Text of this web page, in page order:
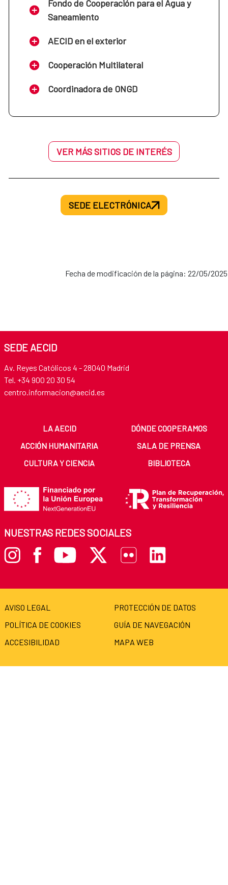
Fondo de Cooperación para el Agua y
Saneamiento
AECID en el exterior
Cooperación Multilateral
Coordinadora de ONGD
VER MÁS SITIOS DE INTERÉS
SEDE ELECTRÓNICA
Fecha de modificación de la página: 22/05/2025
SEDE AECID
Av. Reyes Católicos 4 - 28040 Madrid
Tel. +34 900 20 30 54​​​​​​​
centro.informacion@aecid.es
LA AECID
DÓNDE COOPERAMOS
ACCIÓN HUMANITARIA
SALA DE PRENSA
CULTURA Y CIENCIA
BIBLIOTECA
NUESTRAS REDES SOCIALES
AVISO LEGAL
PROTECCIÓN DE DATOS
POLÍTICA DE COOKIES
GUÍA DE NAVEGACIÓN
ACCESIBILIDAD
MAPA WEB